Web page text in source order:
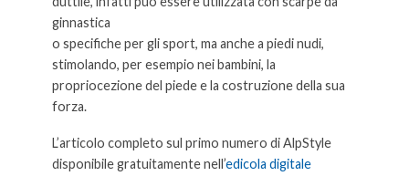
ginnastica
o specifiche per gli sport, ma anche a piedi nudi,
stimolando, per esempio nei bambini, la
propriocezione del piede e la costruzione della sua
forza.
L’articolo completo sul primo numero di AlpStyle
disponibile gratuitamente nell’edicola digitale